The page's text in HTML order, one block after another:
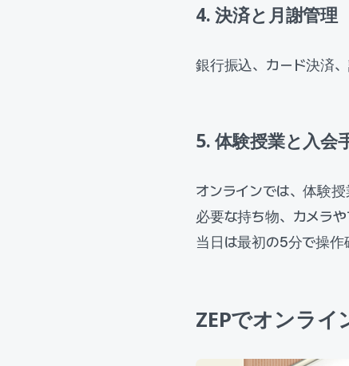
4. 決済と月謝管理
銀行振込、カード決済
5. 体験授業と入会
オンラインでは、体験
必要な持ち物、カメラ
当日は最初の5分で操作
ZEPでオンライ